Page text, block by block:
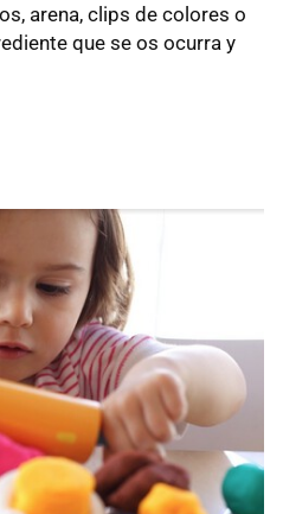
arena, clips de colores o
que se os ocurra y